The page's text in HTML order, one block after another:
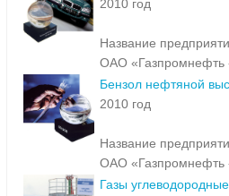
2010 год
Название
ОАО «Газпромнефть
Бензол нефтяной
2010 год
Название
ОАО «Газпромнефть
Газы